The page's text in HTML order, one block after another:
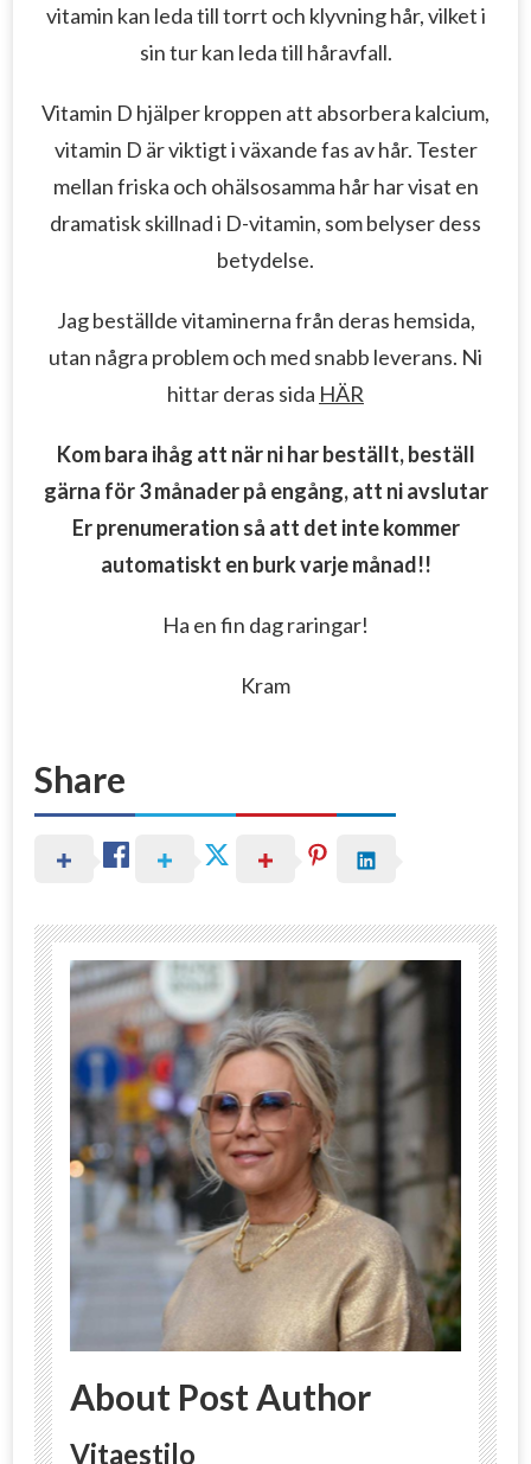
vitamin kan leda till torrt och klyvning hår, vilket i
sin tur kan leda till håravfall.
Vitamin D hjälper kroppen att absorbera kalcium,
vitamin D är viktigt i växande fas av hår. Tester
mellan friska och ohälsosamma hår har visat en
dramatisk skillnad i D-vitamin, som belyser dess
betydelse.
Jag beställde vitaminerna från deras hemsida,
utan några problem och med snabb leverans. Ni
hittar deras sida HÄR
Kom bara ihåg att när ni har beställt, beställ
gärna för 3 månader på engång, att ni avslutar
Er prenumeration så att det inte kommer
automatiskt en burk varje månad!!
Ha en fin dag raringar!
Kram
Share
About Post Author
Vitaestilo